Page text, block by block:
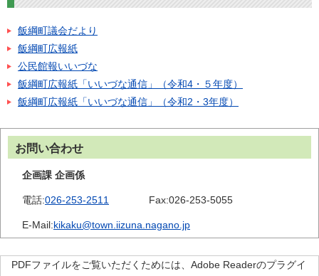
飯綱町議会だより
飯綱町広報紙
公民館報いいづな
飯綱町広報紙「いいづな通信」（令和4・５年度）
飯綱町広報紙「いいづな通信」（令和2・3年度）
お問い合わせ
企画課 企画係
電話:026-253-2511 Fax:026-253-5055
E-Mail:kikaku@town.iizuna.nagano.jp
PDFファイルをご覧いただくためには、Adobe Readerのプラグイ